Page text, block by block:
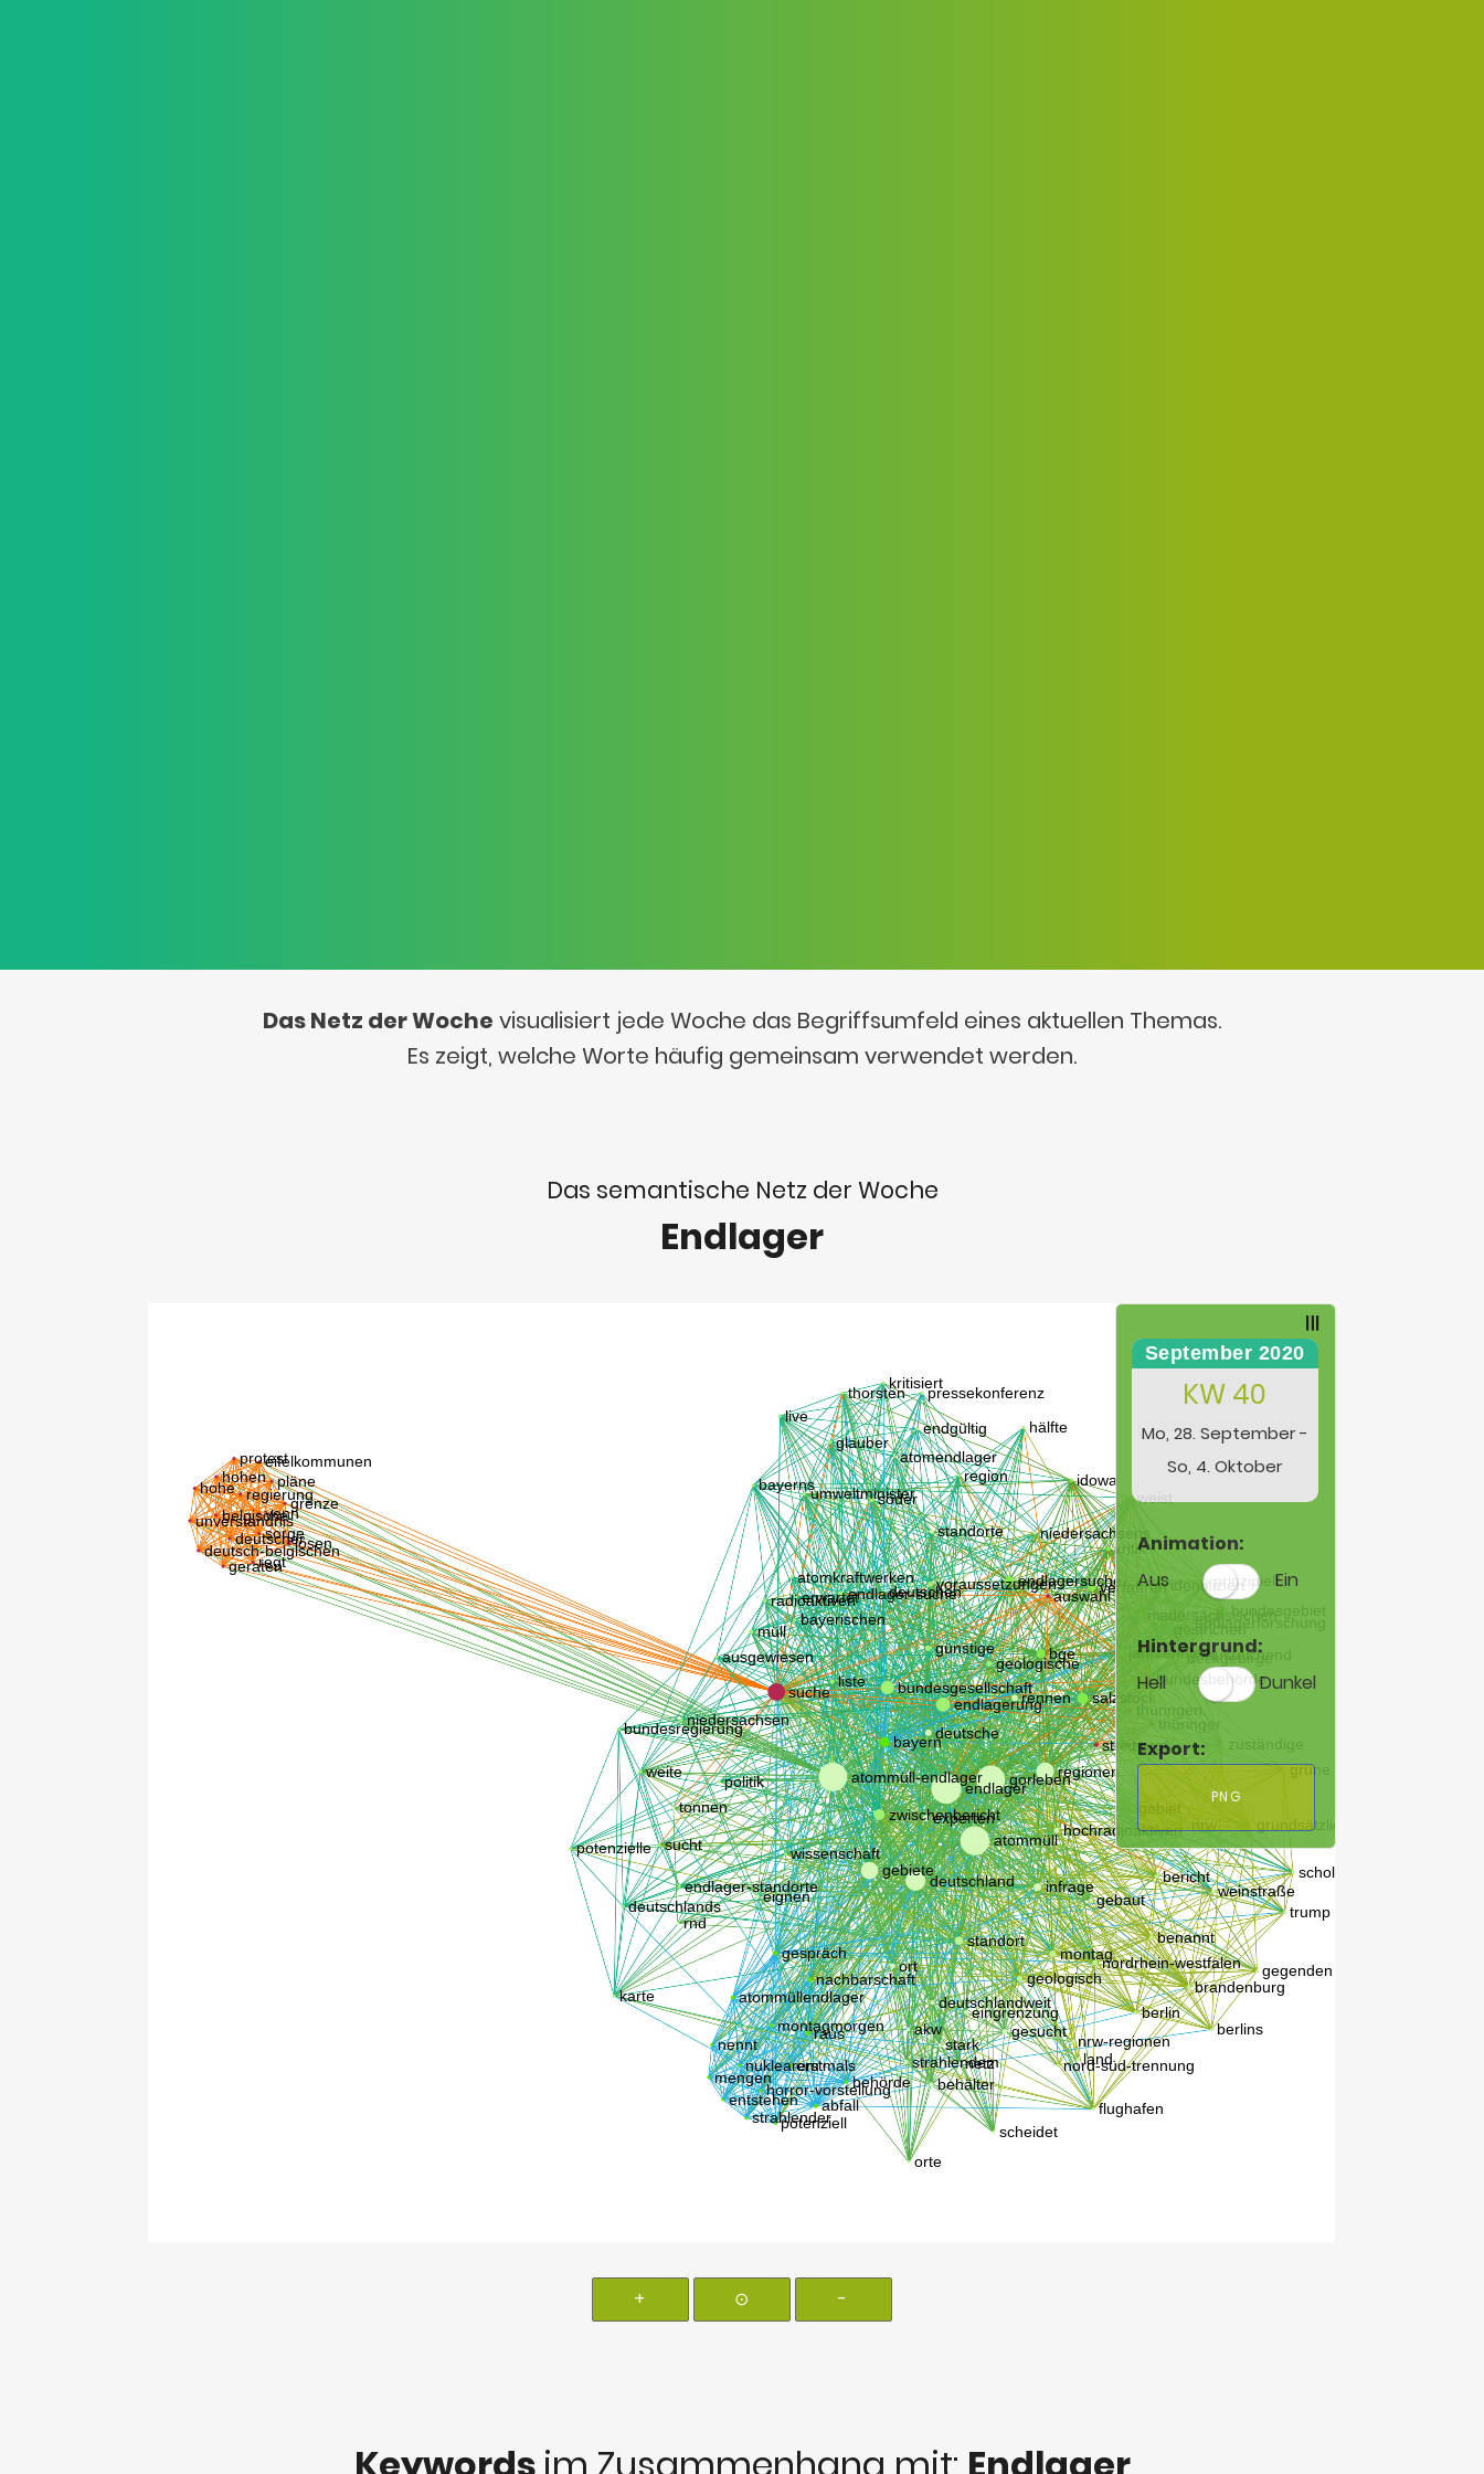
Das Netz der Woche visualisiert jede Woche das Begriffsumfeld eines aktuellen Themas.
Es zeigt, welche Worte häufig gemeinsam verwendet werden.
Das semantische Netz der Woche
Endlager
+ ⊙ -
September 2020
KW 40
Mo, 28. September -
So, 4. Oktober
Animation:
Aus
Ein
Hintergrund:
Hell
Dunkel
Export:
PNG